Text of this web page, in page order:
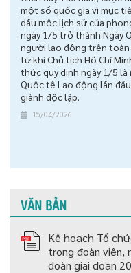
một số quốc gia vì mục
dấu mốc lịch sử của
ngày 1/5 trở thành Ngày
người lao động trên toàn
từ khi Chủ tịch Hồ Chí
thức quy định ngày 1/5 là
Quốc tế Lao động lần
giành độc lập.
15/04/2026
VĂN BẢN
Kế hoạch Tổ
trong đoàn viên,
đoàn giai đoạn